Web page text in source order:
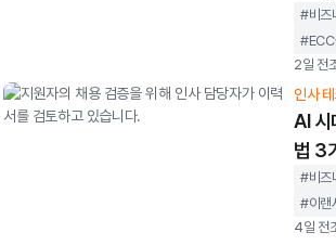
#비즈
#ECC
2일 전
인사
AI 시
법 3
#비즈
#이랜
4일 전